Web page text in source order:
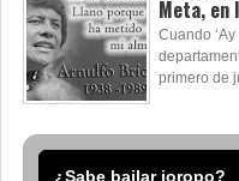
Meta, en
Cuando
primero de
¿Sabe bailar joropo?